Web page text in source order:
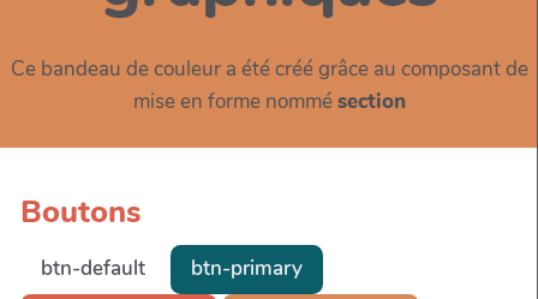
Ce bandeau de couleur a été créé grâce au composant de
mise en forme nommé section
Boutons
btn-default
btn-primary